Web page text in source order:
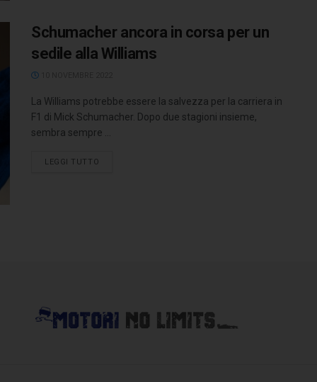
Schumacher ancora in corsa per un
sedile alla Williams
La Williams potrebbe essere la salvezza per la carriera in
F1 di Mick Schumacher. Dopo due stagioni insieme,
sembra sempre ...
LEGGI TUTTO